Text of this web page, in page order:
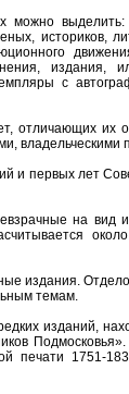
можно
историков,
издания,
с
отличающих их
и первых лет
на вид
издания.
темам.
изданий,
печати 1751-